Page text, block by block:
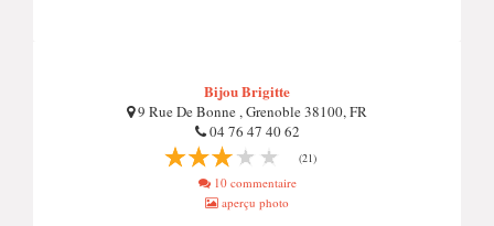
Bijou Brigitte
9 Rue De Bonne , Grenoble 38100, FR
04 76 47 40 62
(21)
10 commentaire
aperçu photo